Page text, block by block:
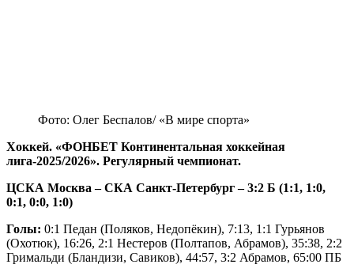
Фото: Олег Беспалов/ «В мире спорта»
Хоккей. «ФОНБЕТ Континентальная хоккейная
лига-2025/2026». Регулярный чемпионат.
ЦСКА Москва – СКА Санкт-Петербург – 3:2 Б (1:1, 1:0,
0:1, 0:0, 1:0)
Голы: 0:1 Педан (Поляков, Недопёкин), 7:13, 1:1 Гурьянов
(Охотюк), 16:26, 2:1 Нестеров (Полтапов, Абрамов), 35:38, 2:2
Гримальди (Бландизи, Савиков), 44:57, 3:2 Абрамов, 65:00 ПБ